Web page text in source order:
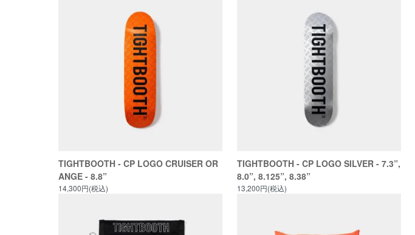
TIGHTBOOTH - CP LOGO CRUISER OR
ANGE - 8.8”
14,300円(税込)
TIGHTBOOTH - CP LOGO SILVER - 7.3”,
8.0”, 8.125”, 8.38”
13,200円(税込)